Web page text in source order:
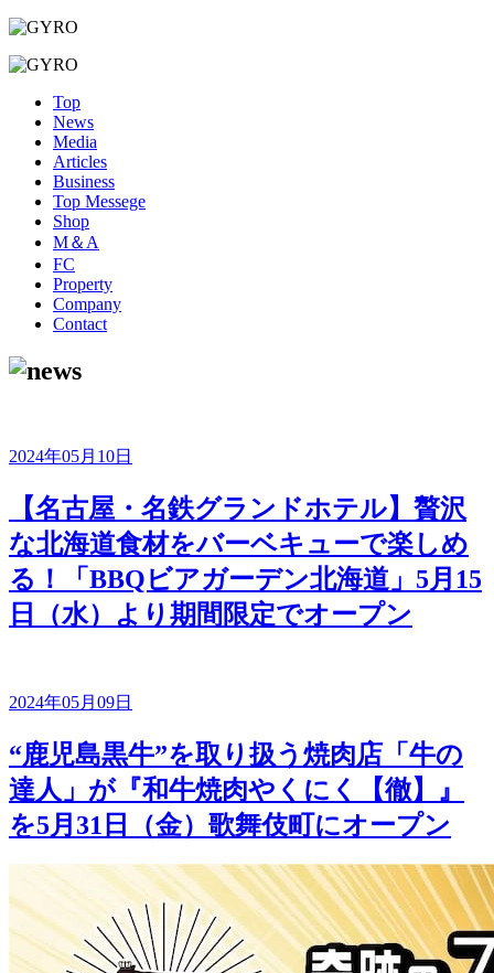
Top
News
Media
Articles
Business
Top Messege
Shop
M＆A
FC
Property
Company
Contact
2024年05月10日
【名古屋・名鉄グランドホテル】贅沢
な北海道食材をバーベキューで楽しめ
る！「BBQビアガーデン北海道」5月15
日（水）より期間限定でオープン
2024年05月09日
“鹿児島黒牛”を取り扱う焼肉店「牛の
達人」が『和牛焼肉やくにく【徹】』
を5月31日（金）歌舞伎町にオープン